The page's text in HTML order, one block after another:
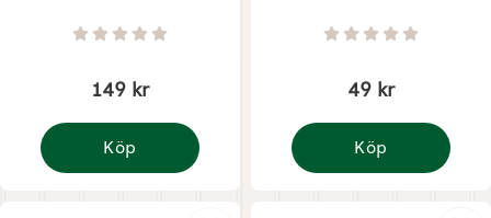
Art. nr 8968 Betyg: 0 Stjärnor av 5
149 kr
Köp
Midsommarstång vit stor
Art. nr 8967 Betyg: 0 Stjärnor
49 kr
Köp
Flaggirland pride